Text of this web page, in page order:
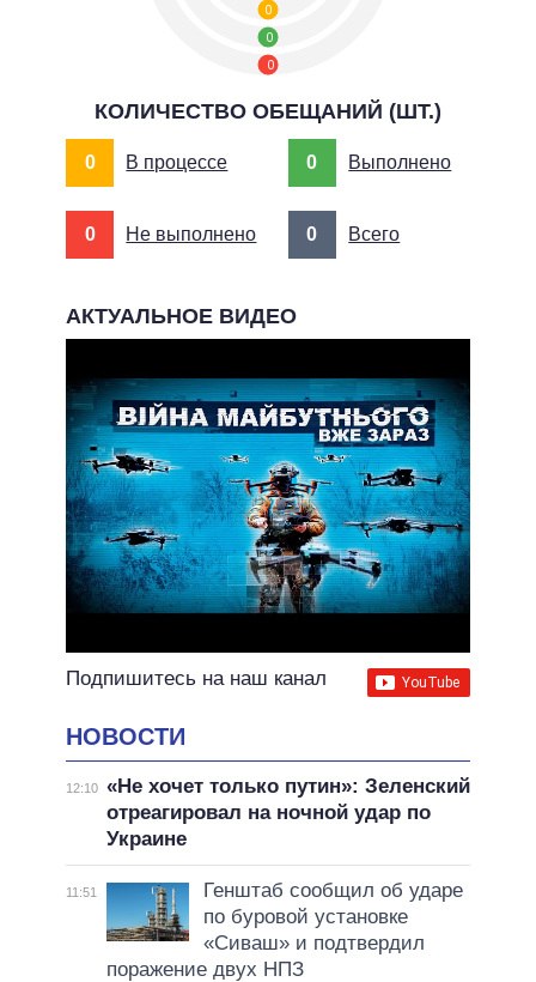
0
0
0
КОЛИЧЕСТВО ОБЕЩАНИЙ (ШТ.)
0 В процессе 0 Выполнено
0 Не выполнено 0 Всего
АКТУАЛЬНОЕ ВИДЕО
Подпишитесь на наш канал
НОВОСТИ
12:10 «Не хочет только путин»: Зеленский
отреагировал на ночной удар по
Украине
11:51
Генштаб сообщил об ударе
по буровой установке
«Сиваш» и подтвердил
поражение двух НПЗ